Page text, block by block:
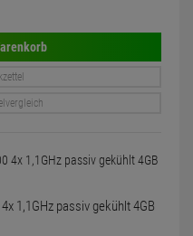
1,1GHz passiv gekühlt 4GB